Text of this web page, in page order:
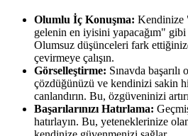
Olumlu İç Konuşma: Kendinize
gelenin en iyisini yapacağım"
Olumsuz düşünceleri fark
çevirmeye çalışın.
Görselleştirme: Sınavda
çözdüğünüzü ve kendinizi sakin
canlandırın. Bu, özgüveninizi
Başarılarınızı Hatırlama:
hatırlayın. Bu, yeteneklerinize